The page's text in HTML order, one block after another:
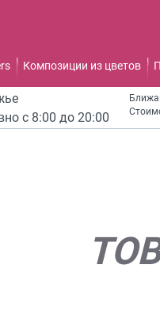
Композиции из цветов
с 8:00 до 20:00